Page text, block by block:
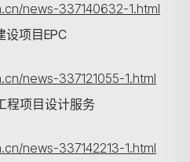
news-337140632-1.html
设项目EPC
news-337121055-1.html
程项目设计服务
news-337142213-1.html